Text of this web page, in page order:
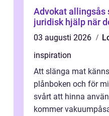
Advokat allingsås så hittar du rätt
juridisk hjälp när
03 augusti 2026
inspiration
Att slänga mat
plånboken och för
svårt att hinna
kommer